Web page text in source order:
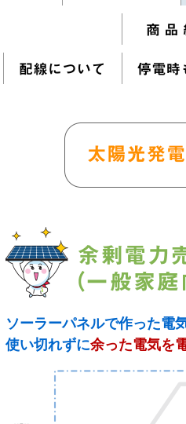
ソーラーパネルで作った電
使い切れずに余った電気を